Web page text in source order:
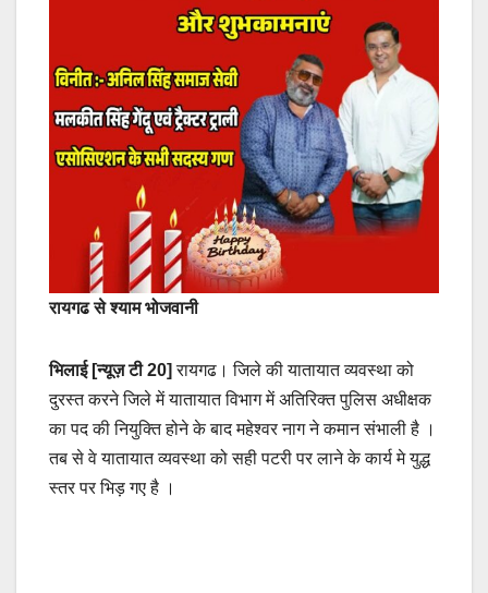
रायगढ से श्याम भोजवानी
भिलाई [न्यूज़ टी 20]रायगढ। जिले की यातायात व्यवस्था को
दुरस्त करने जिले में यातायात विभाग में अतिरिक्त पुलिस अधीक्षक
का पद की नियुक्ति होने के बाद महेश्वर नाग ने कमान संभाली है ।
तब से वे यातायात व्यवस्था को सही पटरी पर लाने के कार्य मे युद्ध
स्तर पर भिड़ गए है ।